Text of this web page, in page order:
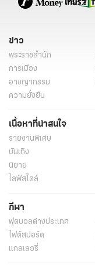
ข่าว
พระราชสำนัก
การเมือง
อาชญากรรม
ความยั่งยืน
เนื้อหาที่น่าสนใจ
รายงานพิเศษ
บันเทิง
นิยาย
ไลฟ์สไตล์
กีฬา
ฟุตบอลต่่างประเทศ
ไฟต์สปอร์ต
แกลเลอรี่